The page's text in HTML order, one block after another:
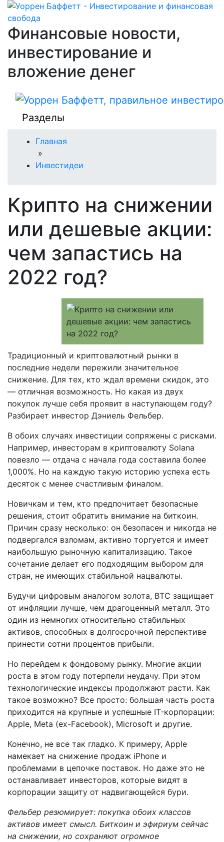
Финансовые новости,
инвестирование и
вложение денег
Разделы
Главная
»
Инвестидеи
Крипто на снижении
или дешевые акции:
чем запастись на
2022 год?
Традиционный и криптовалютный рынки в
последние недели пережили значительное
снижение. Для тех, кто ждал времени скидок, это
— отличная возможность. Но какая из двух
покупок лучше себя проявит в наступающем году?
Разбирает инвестор Дэниель Фельбер.
В обоих случаях инвестиции сопряжены с рисками.
Например, инвесторам в криптовалюту Solana
повезло — отдача с начала года составила более
1,000%. Но на каждую такую историю успеха есть
десяток с менее счастливым финалом.
Новичкам и тем, кто предпочитает безопасные
решения, стоит обратить внимание на биткоин.
Причин сразу несколько: он безопасен и никогда не
подвергался взломам, активно торгуется и имеет
наибольшую рыночную капитализацию. Такое
сочетание делает его подходящим выбором для
стран, не имеющих стабильной нацвалюты.
Будучи цифровым аналогом золота, BTC защищает
от инфляции лучше, чем драгоценный металл. Это
один из немногих относительно стабильных
активов, способных в долгосрочной перспективе
принести сотни процентов прибыли.
Но перейдем к фондовому рынку. Многие акции
роста в этом году потерпели неудачу. При этом
технологические индексы продолжают расти. Как
такое возможно? Все просто: большая часть роста
приходится на крупные и успешные IT-корпорации:
Apple, Meta (ex-Facebook), Microsoft и другие.
Конечно, не все так гладко. К примеру, Apple
намекает на снижение продаж iPhone и
проблемами в цепочке поставок. Но даже это не
останавливает инвесторов, которые видят в
корпорации защиту от надвигающейся бури.
Фельбер резюмирует: покупка обоих классов
активов имеет смысл. Биткоин и эфириум сейчас
на снижении, но сохраняют огромное